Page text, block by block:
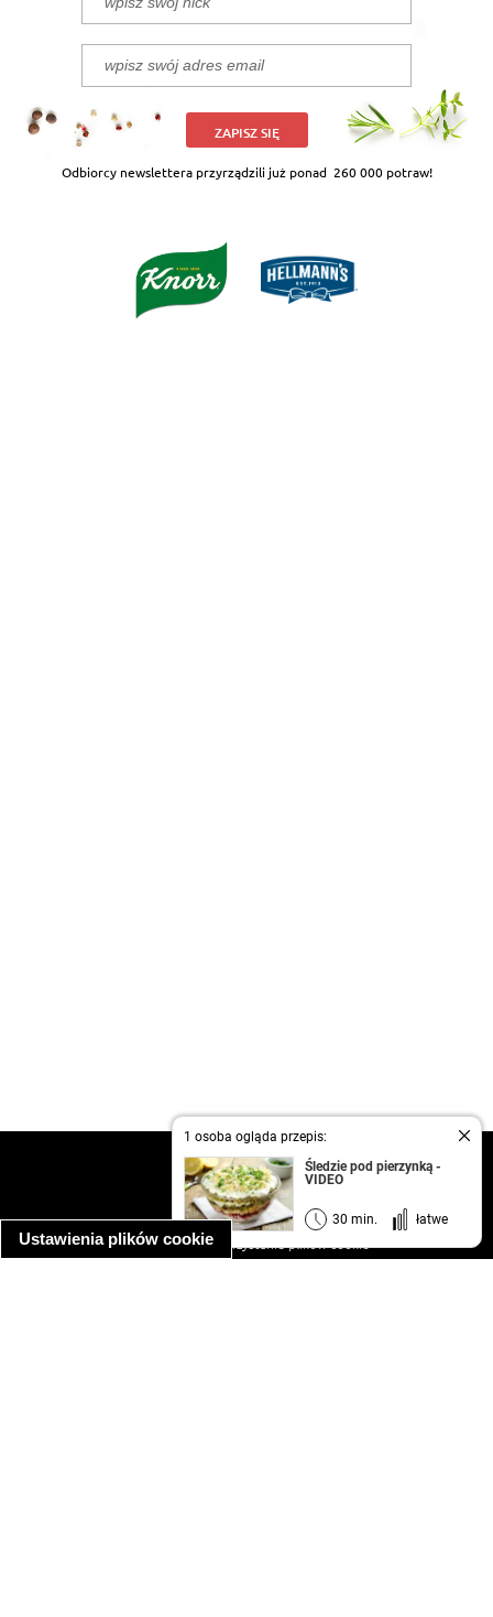
Ustawienia plików cookie
1 osoba ogląda przepis:
Śledzie pod pierzynką -
VIDEO
30 min. łatwe
ZAPISZ SIĘ
Odbiorcy newslettera przyrządzili już ponad 260 000 potraw!
kontakt
regulamin
informacja o prywatności
informacja o wykorzystaniu plików cookie